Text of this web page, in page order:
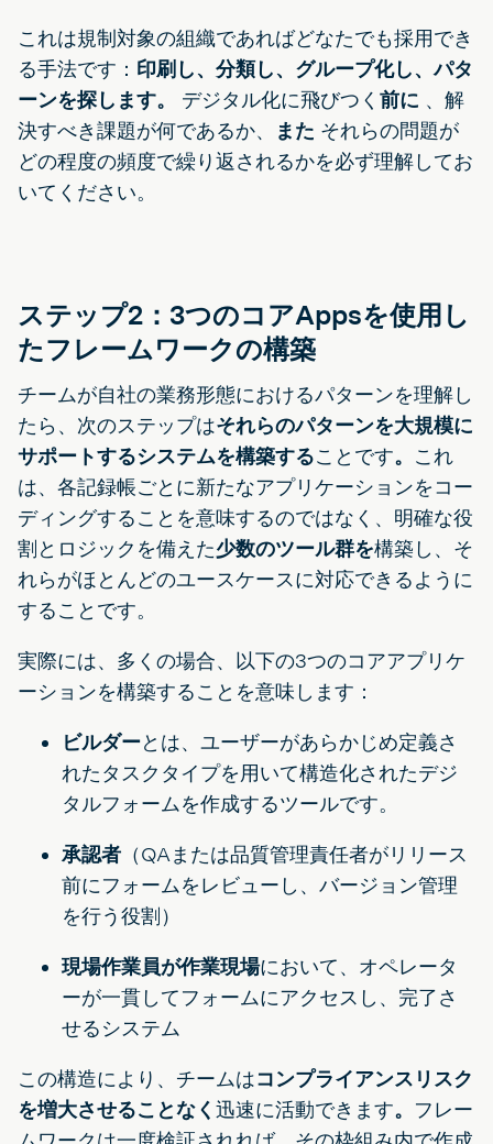
これは規制対象の組織であればどなたでも採用でき
る手法です： 印刷し、分類し、グループ化し、パタ
ーンを探します。 デジタル化に飛びつく 前に 、解
決すべき課題が何であるか、
また それらの問題が
どの程度の頻度で繰り返されるかを必ず理解してお
いてください。
ステップ2：3つのコアAppsを使用し
たフレームワークの構築
チームが自社の業務形態におけるパターンを理解し
たら、次のステップはそれらのパターンを大規模に
サポートするシステムを構築することです。 これ
は、各記録帳ごとに新たなアプリケーションをコー
ディングすることを意味するのではなく、明確な役
割とロジックを備えた少数のツール群を構築し、そ
れらがほとんどのユースケースに対応できるように
することです。
実際には、多くの場合、以下の3つのコアアプリケ
ーションを構築することを意味します：
ビルダーとは、ユーザーがあらかじめ定義さ
れたタスクタイプを用いて構造化されたデジ
タルフォームを作成するツールです。
承認者 （QAまたは品質管理責任者がリリース
前にフォームをレビューし、バージョン管理
を行う役割）
現場作業員が作業現場において、オペレータ
ーが一貫してフォームにアクセスし、完了さ
せるシステム
この構造により、チームはコンプライアンスリスク
を増大させることなく 迅速に活動できます。 フレー